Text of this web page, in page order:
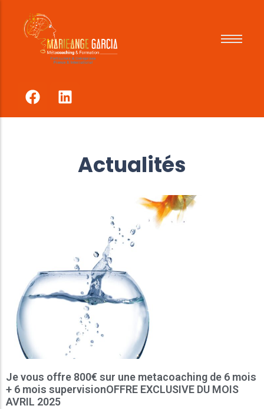
Comment
Tarifs
Actualités
Je vous offre 800€ sur une metacoaching de 6 mois
+ 6 mois supervisionOFFRE EXCLUSIVE DU MOIS
AVRIL 2025